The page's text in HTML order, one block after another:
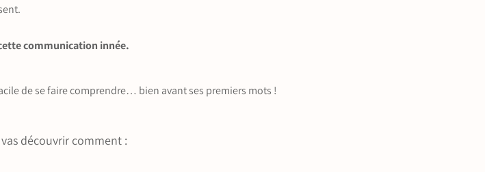
communication innée.
de se faire comprendre… bien avant ses premiers mots !
découvrir comment :